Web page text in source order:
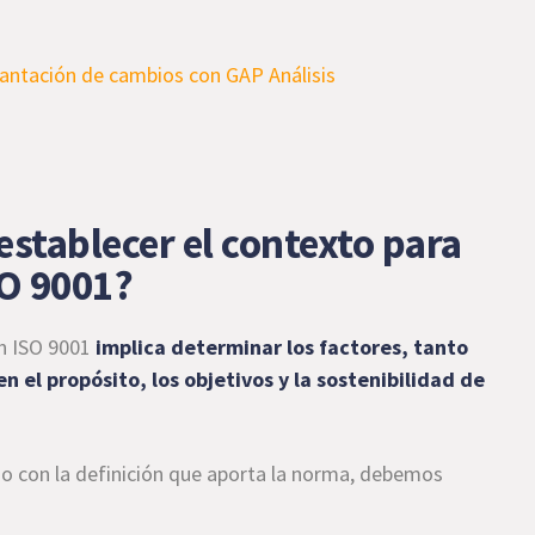
el contexto para
9001?
9001 implica determinar los factores, tanto
el propósito, los objetivos y la sostenibilidad de
con la definición que aporta la norma, debemos